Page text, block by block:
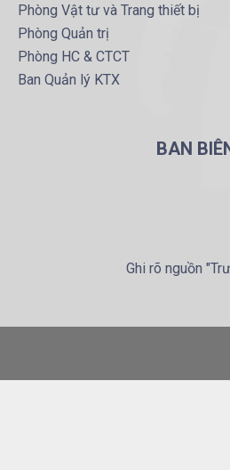
Phòng Vật tư và Trang thiết bị
Phòng Quản trị
Phòng HC & CTCT
Ban Quản lý KTX
BAN
Ghi rõ nguồn